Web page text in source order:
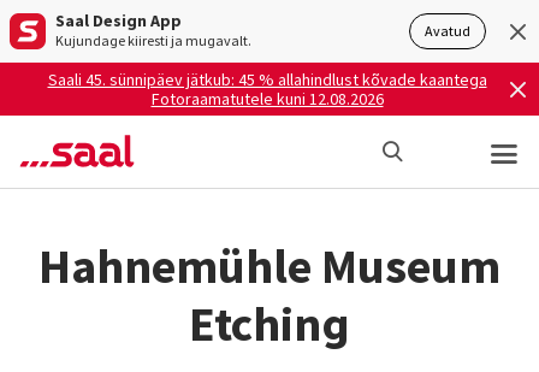
Saal Design App
Kujundage kiiresti ja mugavalt. Avatud
Saali 45. sünnipäev jätkub: 45 % allahindlust kõvade kaantega
Fotoraamatutele kuni 12.08.2026
Hahnemühle Museum
Etching